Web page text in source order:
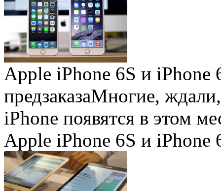
Apple iPhone 6S и iPhone
предзаказаМногие, ждали,
iPhone появятся в этом
Apple iPhone 6S и iPhone